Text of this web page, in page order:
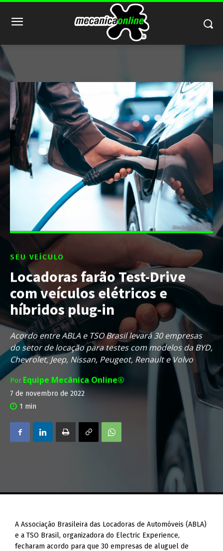
SEU VEÍCULO
Locadoras farão Test-Drive
com veículos elétricos e
híbridos plug-in
Acordo entre ABLA e TSO Brasil levará 30 empresas
do setor de locação para testes com modelos da BYD,
Chevrolet, Jeep, Nissan, Peugeot, Renault e Volvo
Por Equipe Mecânica Online®
7 de novembro de 2022
1 min
A Associação Brasileira das Locadoras de Automóveis (ABLA)
e a TSO Brasil, organizadora do Electric Experience,
fecharam acordo para que 30 empresas de aluguel de